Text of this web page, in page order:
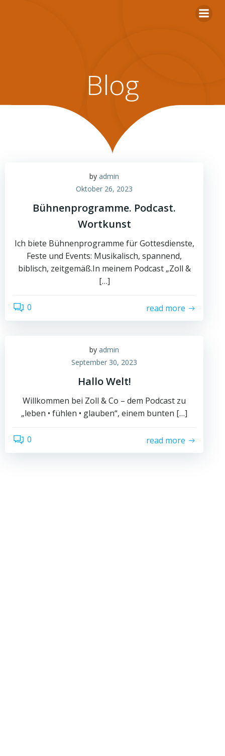
Blog
by admin
Oktober 26, 2023
Bühnenprogramme. Podcast.
Wortkunst
Ich biete Bühnenprogramme für Gottesdienste,
Feste und Events: Musikalisch, spannend,
biblisch, zeitgemäß.In meinem Podcast „Zoll &
[…]
0 read more
by admin
September 30, 2023
Hallo Welt!
Willkommen bei Zoll & Co – dem Podcast zu
„leben • fühlen • glauben“, einem bunten […]
0 read more